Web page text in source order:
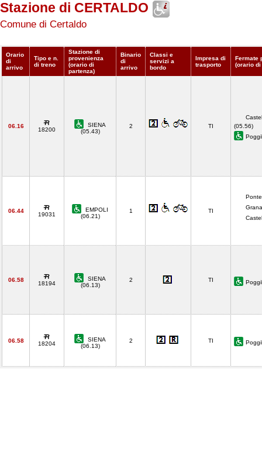
Stazione di CERTALDO
Comune di Certaldo
Orario
di
arrivo
Tipo e n.
di treno
Stazione di
provenienza
(orario di
partenza)
Binario
di
arrivo
Classi e
servizi a
bordo
Impresa di
trasporto
Fermate
(orario di
06.16
18200
SIENA
(05.43)
2 TI
(05.56)
06.44
19031
EMPOLI
(06.21)
1 TI
06.58
18194
SIENA
(06.13)
2 TI
06.58 18204
SIENA
(06.13)
2 TI